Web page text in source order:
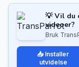
💡 Vil du
videoer?
Bruk
📥 Installer
utvidelse